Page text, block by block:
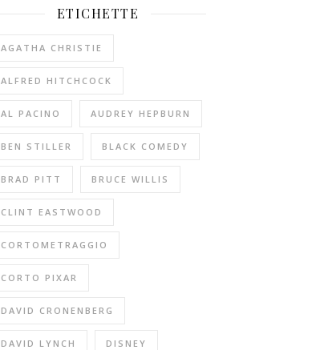
ETICHETTE
AGATHA CHRISTIE
ALFRED HITCHCOCK
AL PACINO AUDREY HEPBURN
BEN STILLER BLACK COMEDY
BRAD PITT BRUCE WILLIS
CLINT EASTWOOD
CORTOMETRAGGIO
CORTO PIXAR
DAVID CRONENBERG
DAVID LYNCH DISNEY